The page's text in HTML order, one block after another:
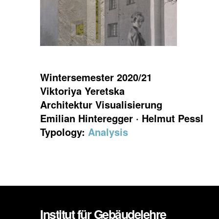
Wintersemester 2020/21
Viktoriya Yeretska
Architektur Visualisierung
Emilian Hinteregger · Helmut Pessl
Typology: Analysis
Institut für Gebäudelehre